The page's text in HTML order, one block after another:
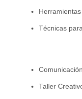
Técnicas
Taller